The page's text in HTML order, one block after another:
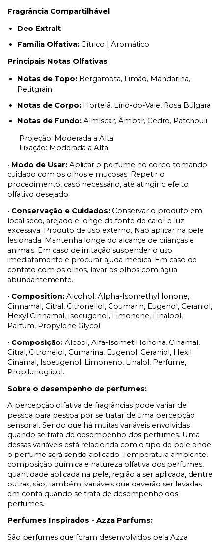
Fragrância Compartilhável
Deo Extrait
Família Olfativa: Cítrico | Aromático
Principais Notas Olfativas
Notas de Topo: Bergamota, Limão, Mandarina,
Petitgrain
Notas de Corpo: Hortelã, Lírio-do-Vale, Rosa Búlgara
Notas de Fundo: Almíscar, Âmbar, Cedro, Patchouli
Projeção: Moderada a Alta
Fixação: Moderada a Alta
• Modo de Usar: Aplicar o perfume no corpo tomando
cuidado com os olhos e mucosas. Repetir o
procedimento, caso necessário, até atingir o efeito
olfativo desejado.
• Conservação e Cuidados: Conservar o produto em
local seco, arejado e longe da fonte de calor e luz
excessiva. Produto de uso externo. Não aplicar na pele
lesionada. Mantenha longe do alcançe de crianças e
animais. Em caso de irritação suspender o uso
imediatamente e procurar ajuda médica. Em caso de
contato com os olhos, lavar os olhos com água
abundantemente.
• Composition: Alcohol, Alpha-Isomethyl Ionone,
Cinnamal, Citral, Citronellol, Coumarin, Eugenol, Geraniol,
Hexyl Cinnamal, Isoeugenol, Limonene, Linalool,
Parfum, Propylene Glycol.
• Composição: Álcool, Alfa-Isometil Ionona, Cinamal,
Citral, Citronelol, Cumarina, Eugenol, Geraniol, Hexil
Cinamal, Isoeugenol, Limoneno, Linalol, Perfume,
Propilenoglicol.
Sobre o desempenho de perfumes:
A percepção olfativa de fragrâncias pode variar de
pessoa para pessoa por se tratar de uma percepção
sensorial. Sendo que há muitas variáveis envolvidas
quando se trata de desempenho dos perfumes. Uma
dessas variáveis está relacionda com o tipo de pele onde
o perfume será sendo aplicado. Temperatura ambiente,
composição química e natureza olfativa dos perfumes,
quantidade aplicada na pele, região a ser aplicada, dentre
outras, são, também, variáveis que deverão ser levadas
em conta quando se trata de desempenho dos
perfumes.
Perfumes Inspirados - Azza Parfums:
São perfumes que foram desenvolvidos pela Azza